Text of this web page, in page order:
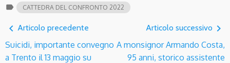
label CATTEDRA DEL CONFRONTO 2022
navigate_before Articolo precedente
Suicidi, importante convegno
a Trento il 13 maggio su
Articolo successivo navigate_next
A monsignor Armando Costa,
95 anni, storico assistente